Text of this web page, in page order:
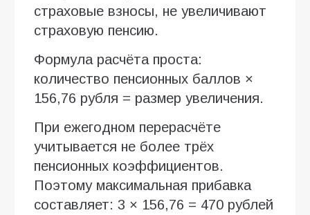
страховые взносы, не увеличивают
страховую пенсию.
Формула расчёта проста:
количество пенсионных баллов ×
156,76 рубля = размер увеличения.
При ежегодном перерасчёте
учитывается не более трёх
пенсионных коэффициентов.
Поэтому максимальная прибавка
составляет: 3 × 156,76 = 470 рублей